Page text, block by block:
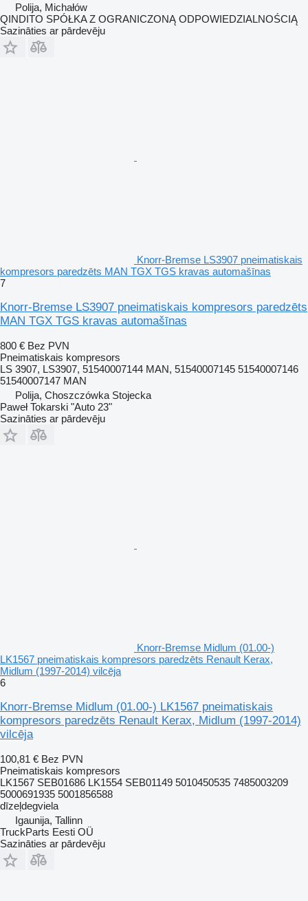
Polija, Michałów
QINDITO SPÓŁKA Z OGRANICZONĄ ODPOWIEDZIALNOŚCIĄ
Sazināties ar pārdevēju
Knorr-Bremse LS3907 pneimatiskais
kompresors paredzēts MAN TGX TGS kravas automašīnas
7
Knorr-Bremse LS3907 pneimatiskais kompresors paredzēts
MAN TGX TGS kravas automašīnas
800 € Bez PVN
Pneimatiskais kompresors
LS 3907, LS3907, 51540007144 MAN, 51540007145 51540007146
51540007147 MAN
Polija, Choszczówka Stojecka
Paweł Tokarski "Auto 23"
Sazināties ar pārdevēju
Knorr-Bremse Midlum (01.00-)
LK1567 pneimatiskais kompresors paredzēts Renault Kerax,
Midlum (1997-2014) vilcēja
6
Knorr-Bremse Midlum (01.00-) LK1567 pneimatiskais
kompresors paredzēts Renault Kerax, Midlum (1997-2014)
vilcēja
100,81 € Bez PVN
Pneimatiskais kompresors
LK1567 SEB01686 LK1554 SEB01149 5010450535 7485003209
5000691935 5001856588
dīzeļdegviela
Igaunija, Tallinn
TruckParts Eesti OÜ
Sazināties ar pārdevēju